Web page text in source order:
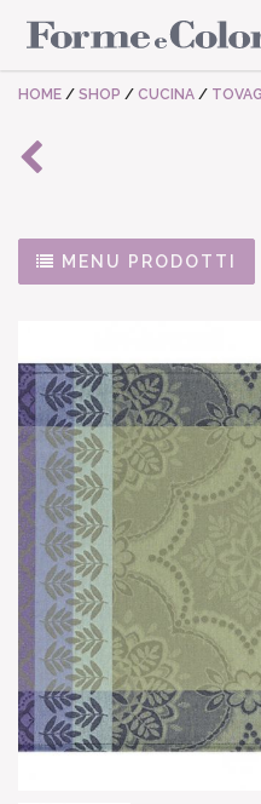
HOME / SHOP / CUCINA /
MENU PRODOTTI